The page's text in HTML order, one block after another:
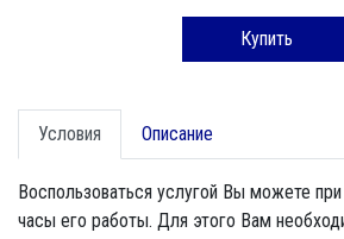
Купить
Условия Описание
Воспользоваться услугой Вы можете
часы его работы. Для этого Вам